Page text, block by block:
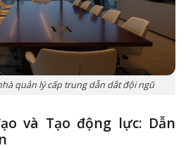
quản lý cấp trung dẫn dắt đội ngũ
và Tạo động lực: Dẫn